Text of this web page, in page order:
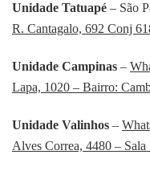
Unidade Tatuapé – São
R. Cantagalo, 692 Conj
Unidade Campinas –
Lapa, 1020 – Bairro:
Unidade Valinhos –
Alves Correa, 4480 – Sala